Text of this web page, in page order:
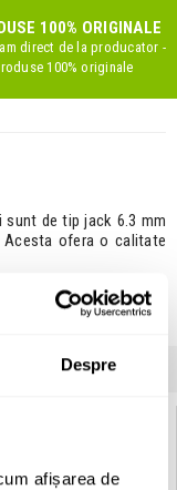
Despre
afișarea de
100% ORIGINALE
direct de la producator -
100% originale
sunt de tip jack 6.3 mm
ofera o calitate
(